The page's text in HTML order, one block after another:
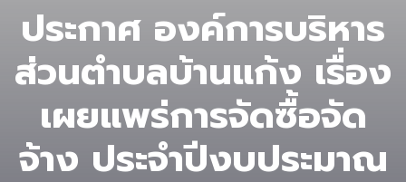
ประกาศ องค์การบริหาร
ส่วนตำบลบ้านแก้ง เรื่อง
เผยแพร่การจัดซื้อจัด
จ้าง ประจำปีงบประมาณ